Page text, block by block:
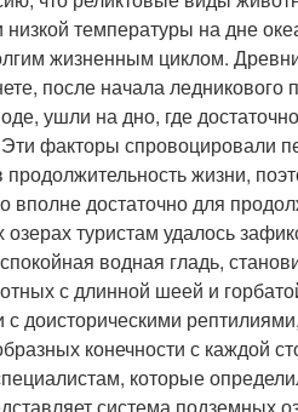
низкой температуры на дне
жизненным циклом.
после начала
ушли на дно, где
факторы спровоцировали
жизни,
вполне достаточно для
туристам удалось
водная гладь,
с длинной шеей и
доисторическими
конечности с каждой
которые